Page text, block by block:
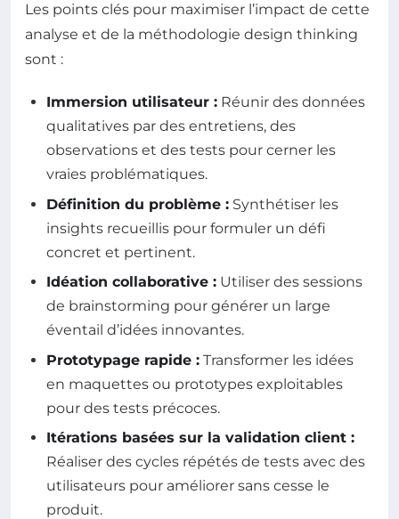
Les points clés pour maximiser l’impact de cette
analyse et de la méthodologie design thinking
sont :
Immersion utilisateur : Réunir des données
qualitatives par des entretiens, des
observations et des tests pour cerner les
vraies problématiques.
Définition du problème : Synthétiser les
insights recueillis pour formuler un défi
concret et pertinent.
Idéation collaborative : Utiliser des sessions
de brainstorming pour générer un large
éventail d’idées innovantes.
Prototypage rapide : Transformer les idées
en maquettes ou prototypes exploitables
pour des tests précoces.
Itérations basées sur la validation client :
Réaliser des cycles répétés de tests avec des
utilisateurs pour améliorer sans cesse le
produit.